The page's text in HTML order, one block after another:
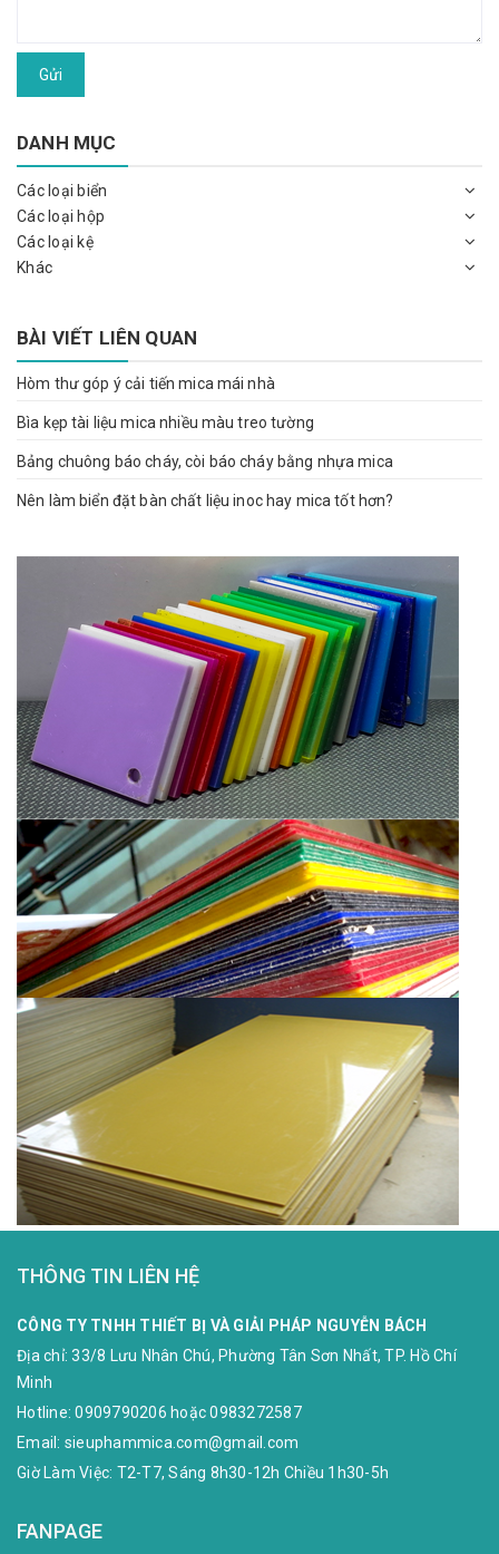
Gửi
DANH MỤC
Các loại biển
Các loại hộp
Các loại kệ
Khác
BÀI VIẾT LIÊN QUAN
Hòm thư góp ý cải tiến mica mái nhà
Bìa kẹp tài liệu mica nhiều màu treo tường
Bảng chuông báo cháy, còi báo cháy bằng nhựa mica
Nên làm biển đặt bàn chất liệu inoc hay mica tốt hơn?
THÔNG TIN LIÊN HỆ
CÔNG TY TNHH THIẾT BỊ VÀ GIẢI PHÁP NGUYỄN BÁCH
Địa chỉ:33/8 Lưu Nhân Chú, Phường Tân Sơn Nhất, TP. Hồ Chí
Minh
Hotline:0909790206 hoặc0983272587
Email: sieuphammica.com@gmail.com
Giờ Làm Việc: T2-T7, Sáng 8h30-12h Chiều 1h30-5h
FANPAGE